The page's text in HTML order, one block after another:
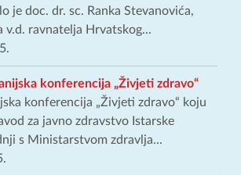
je doc. dr. sc. Ranka Stevanovića,
v.d. ravnatelja Hrvatskog...
konferencija „Živjeti zdravo“
konferencija „Živjeti zdravo“ koju
za javno zdravstvo Istarske
s Ministarstvom zdravlja...